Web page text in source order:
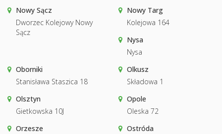
Nowy Sącz
Dworzec Kolejowy Nowy
Sącz
Nowy Targ
Kolejowa 164
Nysa
Nysa
Oborniki
Stanisława Staszica 18
Olkusz
Składowa 1
Olsztyn
Gietkowska 10J
Opole
Oleska 72
Orzesze
Ostróda